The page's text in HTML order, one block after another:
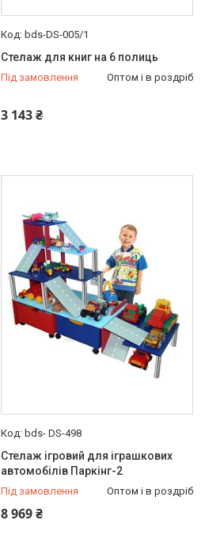
bds-DS-005/1
Стелаж для книг на 6 полиць
Під замовлення Оптом і в роздріб
3 143 ₴
bds- DS-498
Стелаж ігровий для іграшкових
автомобілів Паркінг-2
Під замовлення Оптом і в роздріб
8 969 ₴